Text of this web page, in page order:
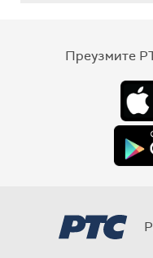
Преузмите